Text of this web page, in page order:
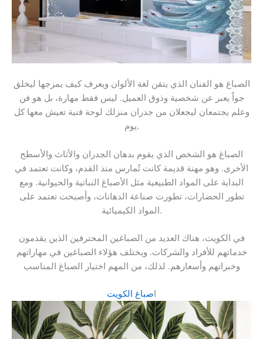
الصباغ هو الفنان الذي يتقن لغة الألوان ويعرف كيف يمزجها ليخلق
جواً يعبر عن شخصية وذوق العميل. ليس فقط مهارة، بل هو فن
وعلم يجتمعان ليجعلان من جدران منزلك لوحة فنية تعيش معها كل
يوم.
الصباغ هو الشخص الذي يقوم بدهان الجدران والأثاث والأسطح
الأخرى. وهو مهنة قديمة كانت تُمارس منذ القدم، وكانت تعتمد في
البداية على المواد الطبيعية مثل الأصباغ النباتية والحيوانية. ومع
تطور الحضارات، تطورت صناعة الدهانات، وأصبحت تعتمد على
المواد الكيميائية.
في الكويت، هناك العديد من الصباغين المحترفين الذين يقدمون
خدماتهم للأفراد والشركات. ويختلف هؤلاء الصباغين في مهاراتهم
وخبراتهم وأسعارهم. لذلك، من المهم اختيار الصباغ المناسب
صباغ الكويت